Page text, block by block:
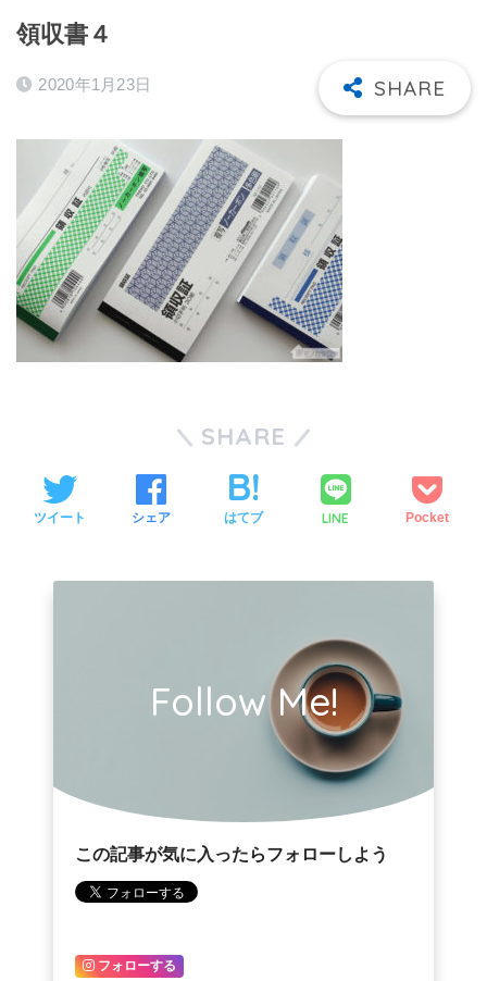
領収書４
2020年1月23日
SHARE
ツイート シェア はてブ LINE Pocket
Follow Me!
この記事が気に入ったらフォローしよう
フォローする